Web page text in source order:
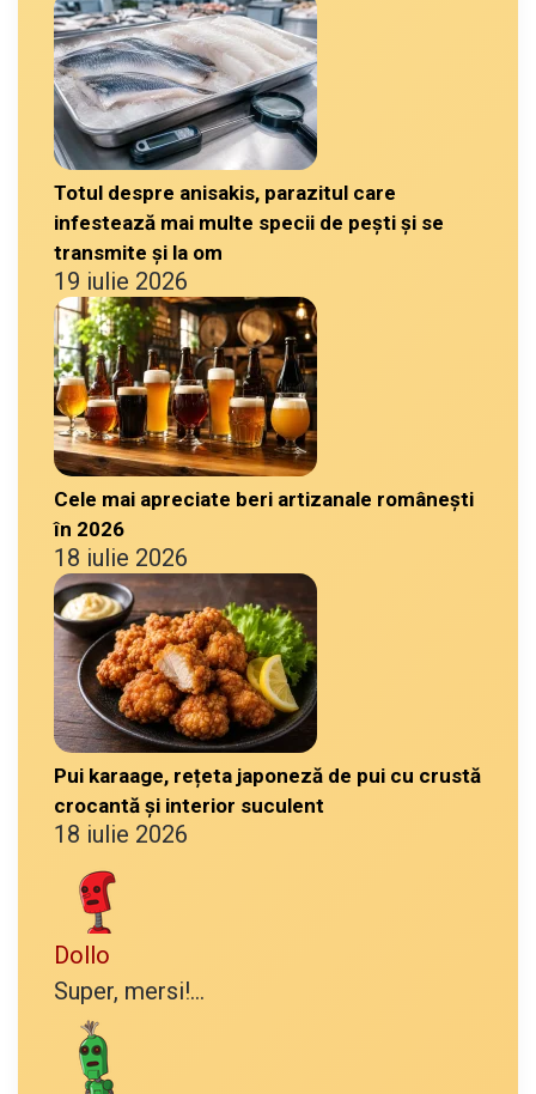
Totul despre anisakis, parazitul care
infestează mai multe specii de pești și se
transmite și la om
19 iulie 2026
Cele mai apreciate beri artizanale românești
în 2026
18 iulie 2026
Pui karaage, rețeta japoneză de pui cu crustă
crocantă și interior suculent
18 iulie 2026
Dollo
Super, mersi!...